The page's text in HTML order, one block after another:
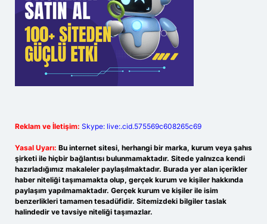
Reklam ve İletişim: Skype: live:.cid.575569c608265c69
Yasal Uyarı: Bu internet sitesi, herhangi bir marka, kurum veya şahıs
şirketi ile hiçbir bağlantısı bulunmamaktadır. Sitede yalnızca kendi
hazırladığımız makaleler paylaşılmaktadır. Burada yer alan içerikler
haber niteliği taşımamakta olup, gerçek kurum ve kişiler hakkında
paylaşım yapılmamaktadır. Gerçek kurum ve kişiler ile isim
benzerlikleri tamamen tesadüfidir. Sitemizdeki bilgiler taslak
halindedir ve tavsiye niteliği taşımazlar.